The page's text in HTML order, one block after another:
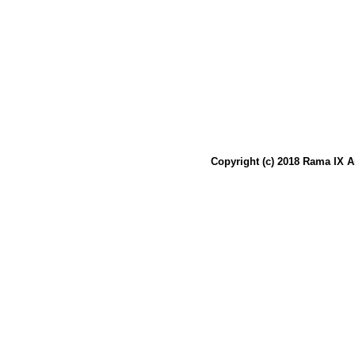
Copyright (c) 2018 Rama IX